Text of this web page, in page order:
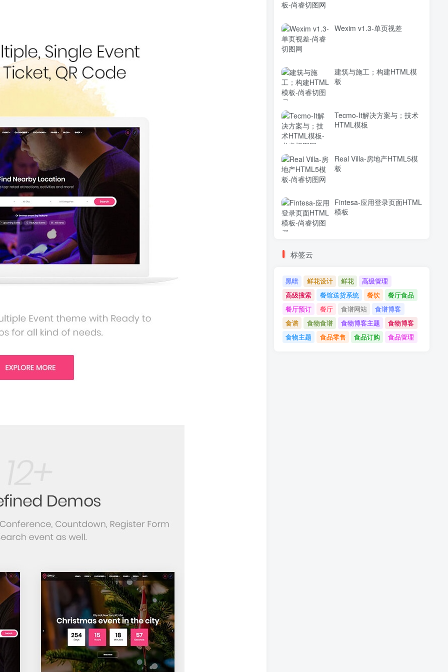
Wexim v1.3-单页视差
建筑与施工；构建HTML模
板
Tecmo-It解决方案与；技术
HTML模板
Real Villa-房地产HTML5模
板
Fintesa-应用登录页面HTML
模板
标签云
黑暗 鲜花设计 鲜花
高级管理
高级搜索
餐馆送货系统 餐饮
餐厅食品
餐厅预订
餐厅 食谱网站
食谱博客
食谱
食物食谱 食物博客主题
食物博客
食物主题
食品零售 食品订购 食品管理